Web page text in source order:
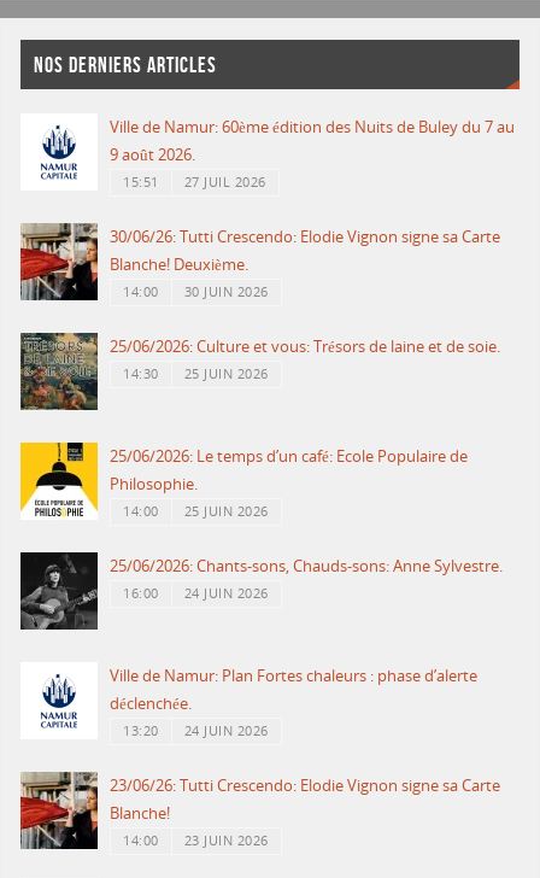
NOS DERNIERS ARTICLES
Ville de Namur: 60ème édition des Nuits de Buley du 7 au
9 août 2026.
15:51 27 JUIL 2026
30/06/26: Tutti Crescendo: Elodie Vignon signe sa Carte
Blanche! Deuxième.
14:00 30 JUIN 2026
25/06/2026: Culture et vous: Trésors de laine et de soie.
14:30 25 JUIN 2026
25/06/2026: Le temps d’un café: Ecole Populaire de
Philosophie.
14:00 25 JUIN 2026
25/06/2026: Chants-sons, Chauds-sons: Anne Sylvestre.
16:00 24 JUIN 2026
Ville de Namur: Plan Fortes chaleurs : phase d’alerte
déclenchée.
13:20 24 JUIN 2026
23/06/26: Tutti Crescendo: Elodie Vignon signe sa Carte
Blanche!
14:00 23 JUIN 2026